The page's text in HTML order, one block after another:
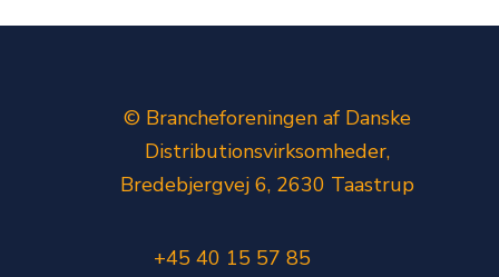
© Brancheforeningen af Danske
Distributionsvirksomheder,
Bredebjergvej 6, 2630 Taastrup
+45 40 15 57 85